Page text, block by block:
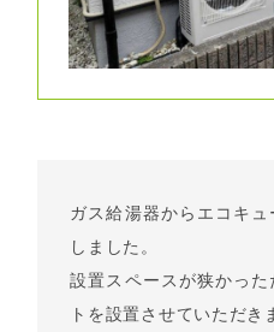
ガス給湯器からエコキ
しました。
設置スペースが狭かっ
トを設置させていただき